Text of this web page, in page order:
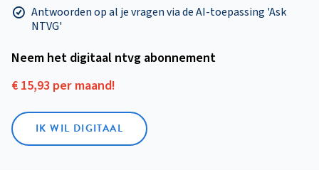
Antwoorden op al je vragen via de AI-toepassing 'Ask
NTVG'
Neem het digitaal ntvg abonnement
€ 15,93 per maand!
IK WIL DIGITAAL